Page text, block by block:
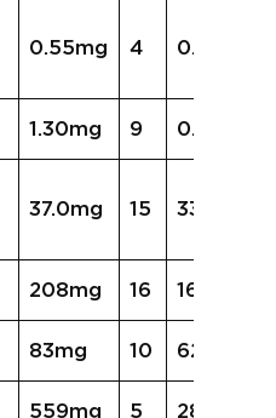
0.55mg 4 0.16mg
1.30mg 9 0.77mg
37.0mg 15 33.8mg
208mg 16 167mg
83mg 10 62mg
559mg 5 288mg